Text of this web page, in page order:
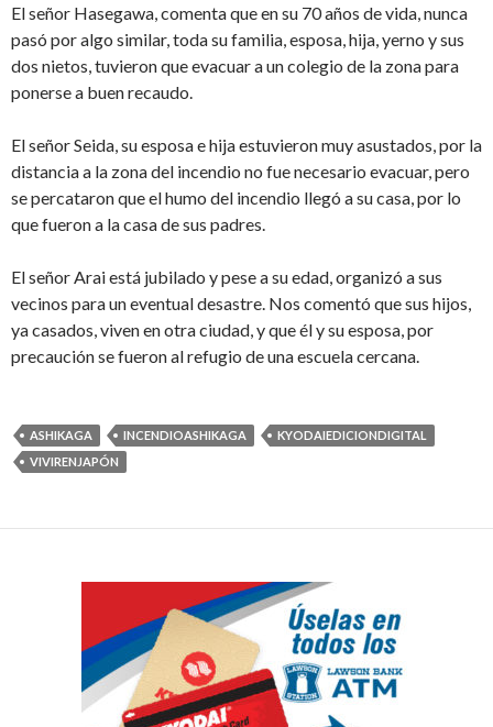
El señor Hasegawa, comenta que en su 70 años de vida, nunca
pasó por algo similar, toda su familia, esposa, hija, yerno y sus
dos nietos, tuvieron que evacuar a un colegio de la zona para
ponerse a buen recaudo.
El señor Seida, su esposa e hija estuvieron muy asustados, por la
distancia a la zona del incendio no fue necesario evacuar, pero
se percataron que el humo del incendio llegó a su casa, por lo
que fueron a la casa de sus padres.
El señor Arai está jubilado y pese a su edad, organizó a sus
vecinos para un eventual desastre. Nos comentó que sus hijos,
ya casados, viven en otra ciudad, y que él y su esposa, por
precaución se fueron al refugio de una escuela cercana.
ASHIKAGA INCENDIOASHIKAGA
KYODAIEDICIONDIGITAL
VIVIRENJAPÓN